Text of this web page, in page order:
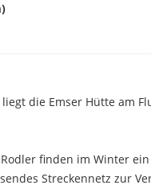
die Emser Hütte am
finden im Winter
Streckennetz zur